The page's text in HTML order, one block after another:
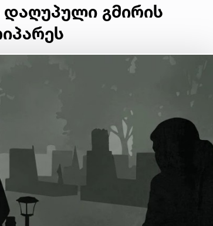
დაღუპული გმირის